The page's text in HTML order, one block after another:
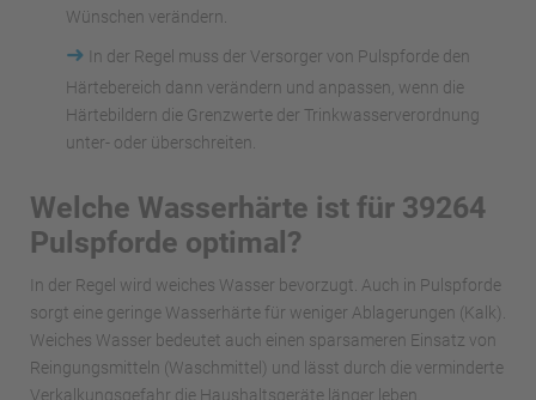
Wünschen verändern.
➜
In der Regel muss der Versorger von Pulspforde den
Härtebereich dann verändern und anpassen, wenn die
Härtebildern die Grenzwerte der Trinkwasserverordnung
unter- oder überschreiten.
Welche Wasserhärte ist für 39264
Pulspforde optimal?
In der Regel wird weiches Wasser bevorzugt. Auch in Pulspforde
sorgt eine geringe Wasserhärte für weniger Ablagerungen (Kalk).
Weiches Wasser bedeutet auch einen sparsameren Einsatz von
Reingungsmitteln (Waschmittel) und lässt durch die verminderte
Verkalkungsgefahr die Haushaltsgeräte länger leben.